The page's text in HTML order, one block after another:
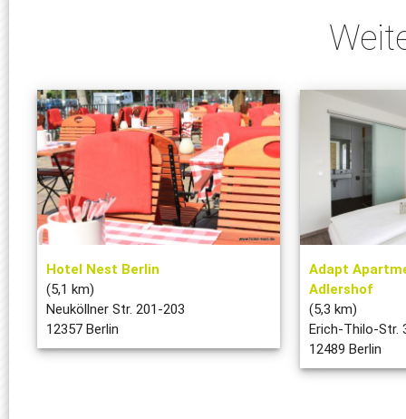
Hotel Nest Berlin
(5,1 km)
Neuköllner Str. 201-203
12357 Berlin
Adapt
Adlershof
(5,3 km)
Erich-Thilo-Str.
12489 Berlin